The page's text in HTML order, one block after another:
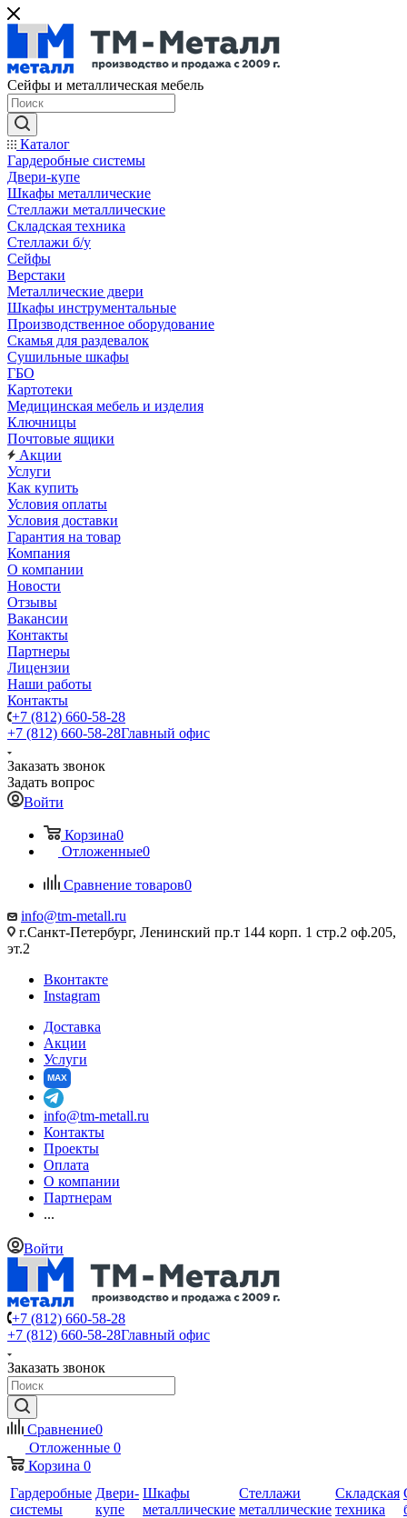
Сейфы и металлическая мебель
Каталог
Гардеробные системы
Двери-купе
Шкафы металлические
Стеллажи металлические
Складская техника
Стеллажи б/у
Сейфы
Верстаки
Металлические двери
Шкафы инструментальные
Производственное оборудование
Скамья для раздевалок
Сушильные шкафы
ГБО
Картотеки
Медицинская мебель и изделия
Ключницы
Почтовые ящики
Акции
Услуги
Как купить
Условия оплаты
Условия доставки
Гарантия на товар
Компания
О компании
Новости
Отзывы
Вакансии
Контакты
Партнеры
Лицензии
Наши работы
Контакты
+7 (812) 660-58-28
+7 (812) 660-58-28Главный офис
Заказать звонок
Задать вопрос
Войти
Корзина0
Отложенные0
Сравнение товаров0
info@tm-metall.ru
г.Санкт-Петербург, Ленинский пр.т 144 корп. 1 стр.2 оф.205,
эт.2
Вконтакте
Instagram
Доставка
Акции
Услуги
MAX
info@tm-metall.ru
Контакты
Проекты
Оплата
О компании
Партнерам
...
Войти
+7 (812) 660-58-28
+7 (812) 660-58-28Главный офис
Заказать звонок
Сравнение0
Отложенные 0
Корзина 0
Гардеробные
системы
Двери-
купе
Шкафы
металлические
Стеллажи
металлические
Складская
техника